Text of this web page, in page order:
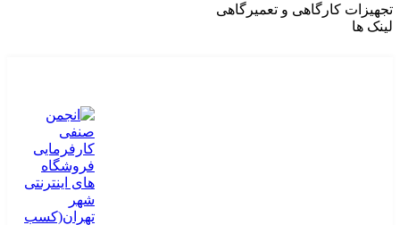
تجهیزات کارگاهی و تعمیرگاهی
لینک ها